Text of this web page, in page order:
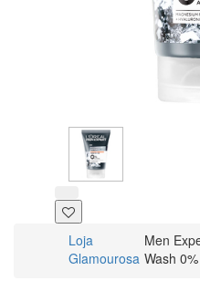
Loja
Glamourosa
Men
Wash